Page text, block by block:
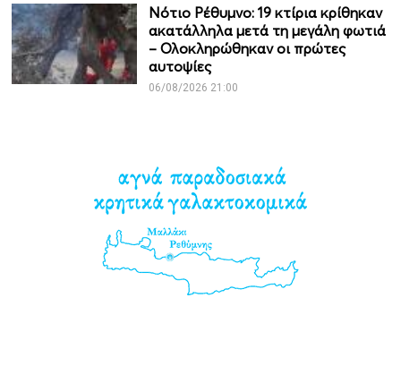
Νότιο Ρέθυμνο: 19 κτίρια κρίθηκαν
ακατάλληλα μετά τη μεγάλη φωτιά
– Ολοκληρώθηκαν οι πρώτες
αυτοψίες
06/08/2026 21:00